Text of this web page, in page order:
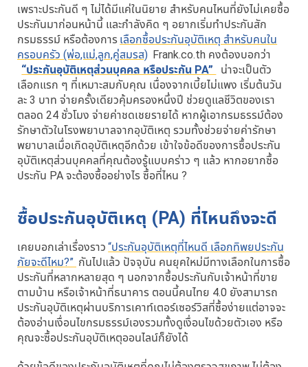
เพราะประกันดี ๆ ไม่ได้มีแค่ในนิยาย สำหรับคนไหนที่ยังไม่เคยซื้อ
ประกันมาก่อนหน้านี้ และกำลังคิด ๆ อยากเริ่มทำประกันสัก
กรมธรรม์ หรือต้องการเลือกซื้อประกันอุบัติเหตุ สำหรับคนใน
ครอบครัว (พ่อ,แม่,ลูก,คู่สมรส) Frank.co.th คงต้องบอกว่า
“ประกันอุบัติเหตุส่วนบุคคล หรือประกัน PA” น่าจะเป็นตัว
เลือกแรก ๆ ที่เหมาะสมกับคุณ เนื่องจากเบี้ยไม่แพง เริ่มต้นวัน
ละ 3 บาท จ่ายครั้งเดียวคุ้มครองหนึ่งปี ช่วยดูแลชีวิตของเรา
ตลอด 24 ชั่วโมง จ่ายค่าชดเชยรายได้ หากผู้เอากรมธรรม์ต้อง
รักษาตัวในโรงพยาบาลจากอุบัติเหตุ รวมทั้งช่วยจ่ายค่ารักษา
พยาบาลเมื่อเกิดอุบัติเหตุอีกด้วย เข้าใจข้อดีของการซื้อประกัน
อุบัติเหตุส่วนบุคคลที่คุณต้องรู้แบบคร่าว ๆ แล้ว หากอยากซื้อ
ประกัน PA จะต้องซื้ออย่างไร ซื้อที่ไหน ?
ซื้อประกันอุบัติเหตุ (PA) ที่ไหนถึงจะดี
เคยบอกเล่าเรื่องราว“ประกันอุบัติเหตุที่ไหนดี เลือกทิพยประกัน
ภัยจะดีไหม?” กันไปแล้ว ปัจจุบัน คนยุคใหม่มีทางเลือกในการซื้อ
ประกันที่หลากหลายสุด ๆ นอกจากซื้อประกันกับเจ้าหน้าที่ขาย
ตามบ้าน หรือเจ้าหน้าที่ธนาคาร ตอนนี้คนไทย 4.0 ยังสามารถ
ประกันอุบัติเหตุผ่านบริการเคาท์เตอร์เซอร์วิสที่ซื้อง่ายแต่อาจจะ
ต้องอ่านเงื่อนไขกรมธรรม์เองรวมทั้งดูเงื่อนไขด้วยตัวเอง หรือ
คุณจะซื้อประกันอุบัติเหตุออนไลน์ก็ยังได้